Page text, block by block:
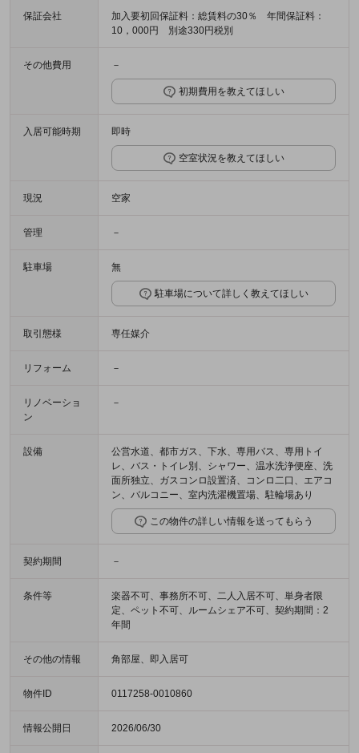
保証会社
加入要初回保証料：総賃料の30％ 年間保証料：
10，000円 別途330円税別
その他費用 －
初期費用を教えてほしい
入居可能時期 即時
空室状況を教えてほしい
現況 空家
管理 －
駐車場 無
駐車場について詳しく教えてほしい
取引態様 専任媒介
リフォーム －
リノベーショ
ン
－
設備
公営水道、都市ガス、下水、専用バス、専用トイ
レ、バス・トイレ別、シャワー、温水洗浄便座、洗
面所独立、ガスコンロ設置済、コンロ二口、エアコ
ン、バルコニー、室内洗濯機置場、駐輪場あり
この物件の詳しい情報を送ってもらう
契約期間 －
条件等
楽器不可、事務所不可、二人入居不可、単身者限
定、ペット不可、ルームシェア不可、契約期間：2
年間
その他の情報 角部屋、即入居可
物件ID 0117258-0010860
情報公開日 2026/06/30